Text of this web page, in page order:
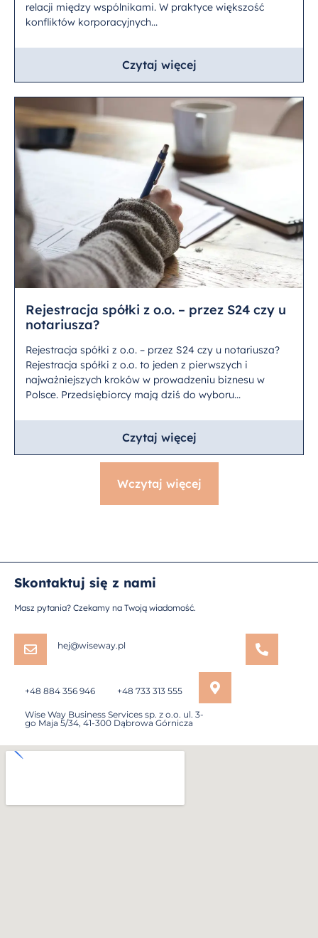
relacji między wspólnikami. W praktyce większość
konfliktów korporacyjnych...
Czytaj więcej
Rejestracja spółki z o.o. – przez S24 czy u
notariusza?
Rejestracja spółki z o.o. – przez S24 czy u notariusza?
Rejestracja spółki z o.o. to jeden z pierwszych i
najważniejszych kroków w prowadzeniu biznesu w
Polsce. Przedsiębiorcy mają dziś do wyboru...
Czytaj więcej
Wczytaj więcej
Skontaktuj się z nami
Masz pytania? Czekamy na Twoją wiadomość.
hej@wiseway.pl
+48 884 356 946 +48 733 313 555
Wise Way Business Services sp. z o.o. ul. 3-
go Maja 5/34, 41-300 Dąbrowa Górnicza